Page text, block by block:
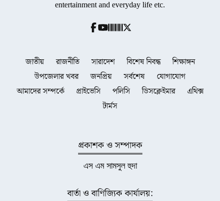
entertainment and everyday life etc.
জাতীয় রাজনীতি সারাদেশ বিশেষ নিবন্ধ
শিক্ষাঙ্গন
উপজেলার খবর
জনপ্রিয় সর্বশেষ
যোগাযোগ
আমাদের সম্পর্কে
প্রাইভেসি পলিসি ডিসক্লেইমার
এথিক্স
টার্মস
প্রকাশক ও সম্পাদক
এস এম সামসুল হুদা
বার্তা ও বাণিজ্যিক কার্যালয়: